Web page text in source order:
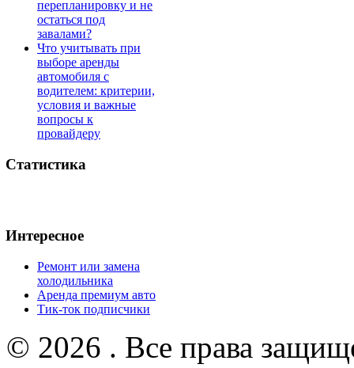
перепланировку и не
остаться под
завалами?
Что учитывать при
выборе аренды
автомобиля с
водителем: критерии,
условия и важные
вопросы к
провайдеру
Статистика
Интересное
Ремонт или замена
холодильника
Аренда премиум авто
Тик-ток подписчики
© 2026 . Все права